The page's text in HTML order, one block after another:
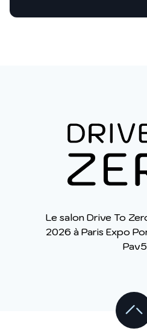
Groupe Moniteur ou toutes
Le salon Drive To
2026 à Paris Expo
Pav5